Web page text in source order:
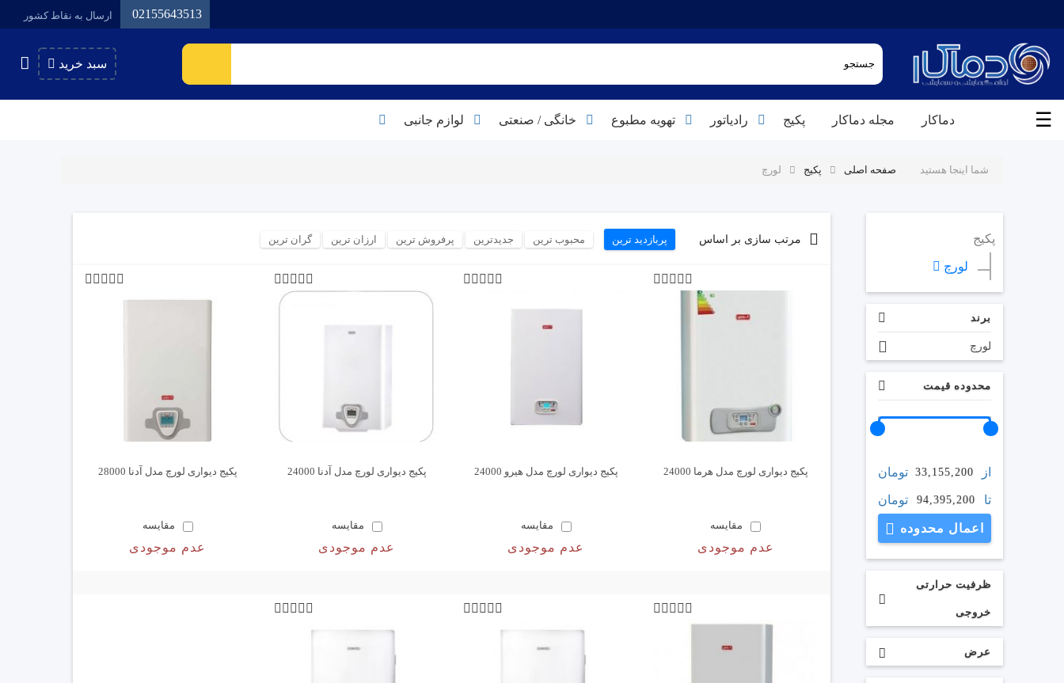
ارسال به نقاط کشور 02155643513
سبد خرید
☰ دماکار مجله دماکار پکیج رادیاتور تهویه مطبوع خانگی / صنعتی لوازم جانبی
شما اینجا هستید صفحه اصلی پکیج لورچ
پکیج
لورچ
برند
لورچ
محدوده قیمت
از 33,155,200 تومان
تا 94,395,200 تومان
اعمال محدوده
ظرفیت حرارتی
خروجی
عرض
مرتب سازی بر اساس پربازدید ترین محبوب ترین جدیدترین پرفروش ترین ارزان ترین گران ترین
پکیج دیواری لورچ مدل هرما 24000
مقایسه
عدم موجودی
پکیج دیواری لورچ مدل هیرو 24000
مقایسه
عدم موجودی
پکیج دیواری لورچ مدل آدنا 24000
مقایسه
عدم موجودی
پکیج دیواری لورچ مدل آدنا 28000
مقایسه
عدم موجودی